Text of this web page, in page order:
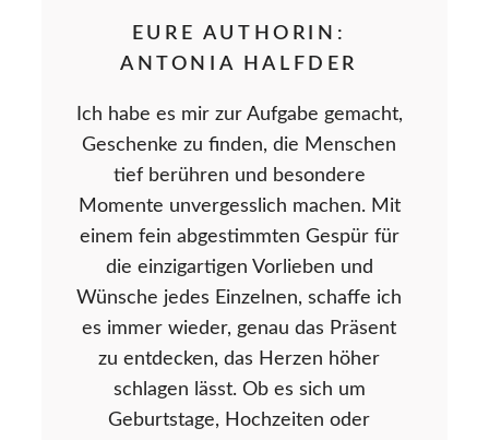
EURE AUTHORIN:
ANTONIA HALFDER
Ich habe es mir zur Aufgabe gemacht,
Geschenke zu finden, die Menschen
tief berühren und besondere
Momente unvergesslich machen. Mit
einem fein abgestimmten Gespür für
die einzigartigen Vorlieben und
Wünsche jedes Einzelnen, schaffe ich
es immer wieder, genau das Präsent
zu entdecken, das Herzen höher
schlagen lässt. Ob es sich um
Geburtstage, Hochzeiten oder